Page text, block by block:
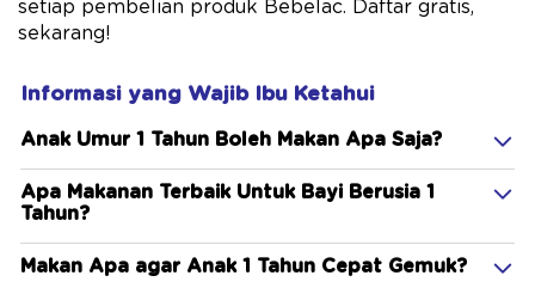
setiap pembelian produk Bebelac. Daftar gratis,
sekarang!
Informasi yang Wajib Ibu Ketahui
Anak Umur 1 Tahun Boleh Makan Apa Saja?
Apa Makanan Terbaik Untuk Bayi Berusia 1
Tahun?
Makan Apa agar Anak 1 Tahun Cepat Gemuk?